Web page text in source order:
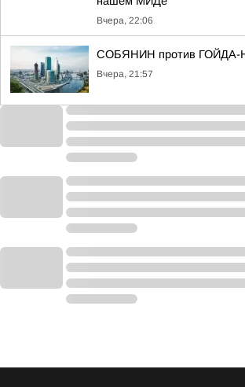
Вчера, 22:06
СОБЯНИН против
Вчера, 21:57